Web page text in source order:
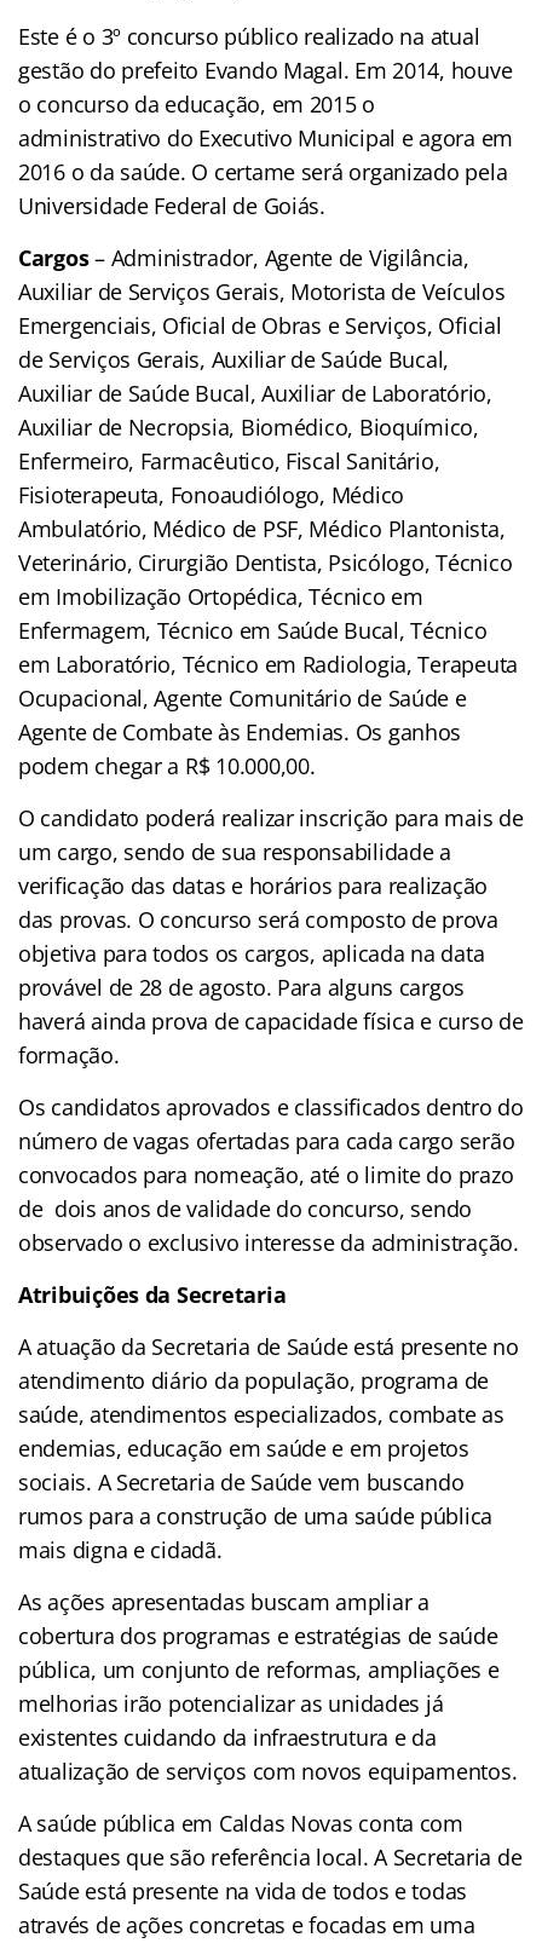
Este é o 3º concurso público realizado na atual
gestão do prefeito Evando Magal. Em 2014, houve
o concurso da educação, em 2015 o
administrativo do Executivo Municipal e agora em
2016 o da saúde. O certame será organizado pela
Universidade Federal de Goiás.
Cargos– Administrador, Agente de Vigilância,
Auxiliar de Serviços Gerais, Motorista de Veículos
Emergenciais, Oficial de Obras e Serviços, Oficial
de Serviços Gerais, Auxiliar de Saúde Bucal,
Auxiliar de Saúde Bucal, Auxiliar de Laboratório,
Auxiliar de Necropsia, Biomédico, Bioquímico,
Enfermeiro, Farmacêutico, Fiscal Sanitário,
Fisioterapeuta, Fonoaudiólogo, Médico
Ambulatório, Médico de PSF, Médico Plantonista,
Veterinário, Cirurgião Dentista, Psicólogo, Técnico
em Imobilização Ortopédica, Técnico em
Enfermagem, Técnico em Saúde Bucal, Técnico
em Laboratório, Técnico em Radiologia, Terapeuta
Ocupacional, Agente Comunitário de Saúde e
Agente de Combate às Endemias. Os ganhos
podem chegar a R$ 10.000,00.
O candidato poderá realizar inscrição para mais de
um cargo, sendo de sua responsabilidade a
verificação das datas e horários para realização
das provas. O concurso será composto de prova
objetiva para todos os cargos, aplicada na data
provável de 28 de agosto. Para alguns cargos
haverá ainda prova de capacidade física e curso de
formação.
Os candidatos aprovados e classificados dentro do
número de vagas ofertadas para cada cargo serão
convocados para nomeação, até o limite do prazo
de dois anos de validade do concurso, sendo
observado o exclusivo interesse da administração.
Atribuições da Secretaria
A atuação da Secretaria de Saúde está presente no
atendimento diário da população, programa de
saúde, atendimentos especializados, combate as
endemias, educação em saúde e em projetos
sociais. A Secretaria de Saúde vem buscando
rumos para a construção de uma saúde pública
mais digna e cidadã.
As ações apresentadas buscam ampliar a
cobertura dos programas e estratégias de saúde
pública, um conjunto de reformas, ampliações e
melhorias irão potencializar as unidades já
existentes cuidando da infraestrutura e da
atualização de serviços com novos equipamentos.
A saúde pública em Caldas Novas conta com
destaques que são referência local. A Secretaria de
Saúde está presente na vida de todos e todas
através de ações concretas e focadas em uma